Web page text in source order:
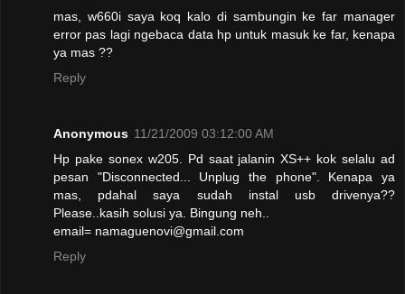
mas, w660i saya koq kalo di sambungin ke far manager
error pas lagi ngebaca data hp untuk masuk ke far, kenapa
ya mas ??
Reply
Anonymous 11/21/2009 03:12:00 AM
Hp pake sonex w205. Pd saat jalanin XS++ kok selalu ad
pesan "Disconnected... Unplug the phone". Kenapa ya
mas, pdahal saya sudah instal usb drivenya??
Please..kasih solusi ya. Bingung neh..
email= namaguenovi@gmail.com
Reply